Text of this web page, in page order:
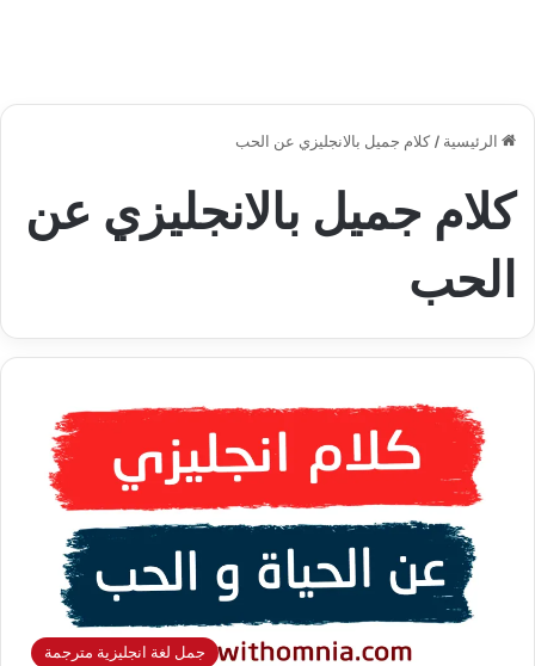
الرئيسية / كلام جميل بالانجليزي عن الحب
كلام جميل بالانجليزي عن
الحب
جمل لغة انجليزية مترجمة